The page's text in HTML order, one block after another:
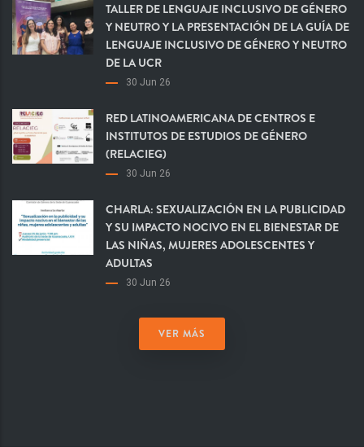
TALLER DE LENGUAJE INCLUSIVO DE GÉNERO
Y NEUTRO Y LA PRESENTACIÓN DE LA GUÍA DE
LENGUAJE INCLUSIVO DE GÉNERO Y NEUTRO
DE LA UCR
30 Jun 26
RED LATINOAMERICANA DE CENTROS E
INSTITUTOS DE ESTUDIOS DE GÉNERO
(RELACIEG)
30 Jun 26
CHARLA: SEXUALIZACIÓN EN LA PUBLICIDAD
Y SU IMPACTO NOCIVO EN EL BIENESTAR DE
LAS NIÑAS, MUJERES ADOLESCENTES Y
ADULTAS
30 Jun 26
VER MÁS